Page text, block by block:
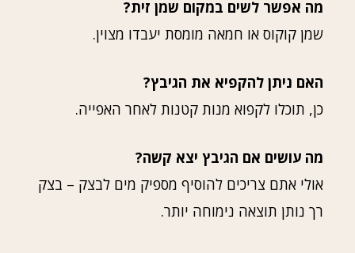
מה אפשר לשים במקום שמן זית?
שמן קוקוס או חמאה מומסת יעבדו מצוין.
האם ניתן להקפיא את הגיבץ?
כן, תוכלו לקפוא מנות קטנות לאחר האפייה.
מה עושים אם הגיבץ יצא קשה?
אולי אתם צריכים להוסיף מספיק מים לבצק – בצק
רך נותן תוצאה נימוחה יותר.